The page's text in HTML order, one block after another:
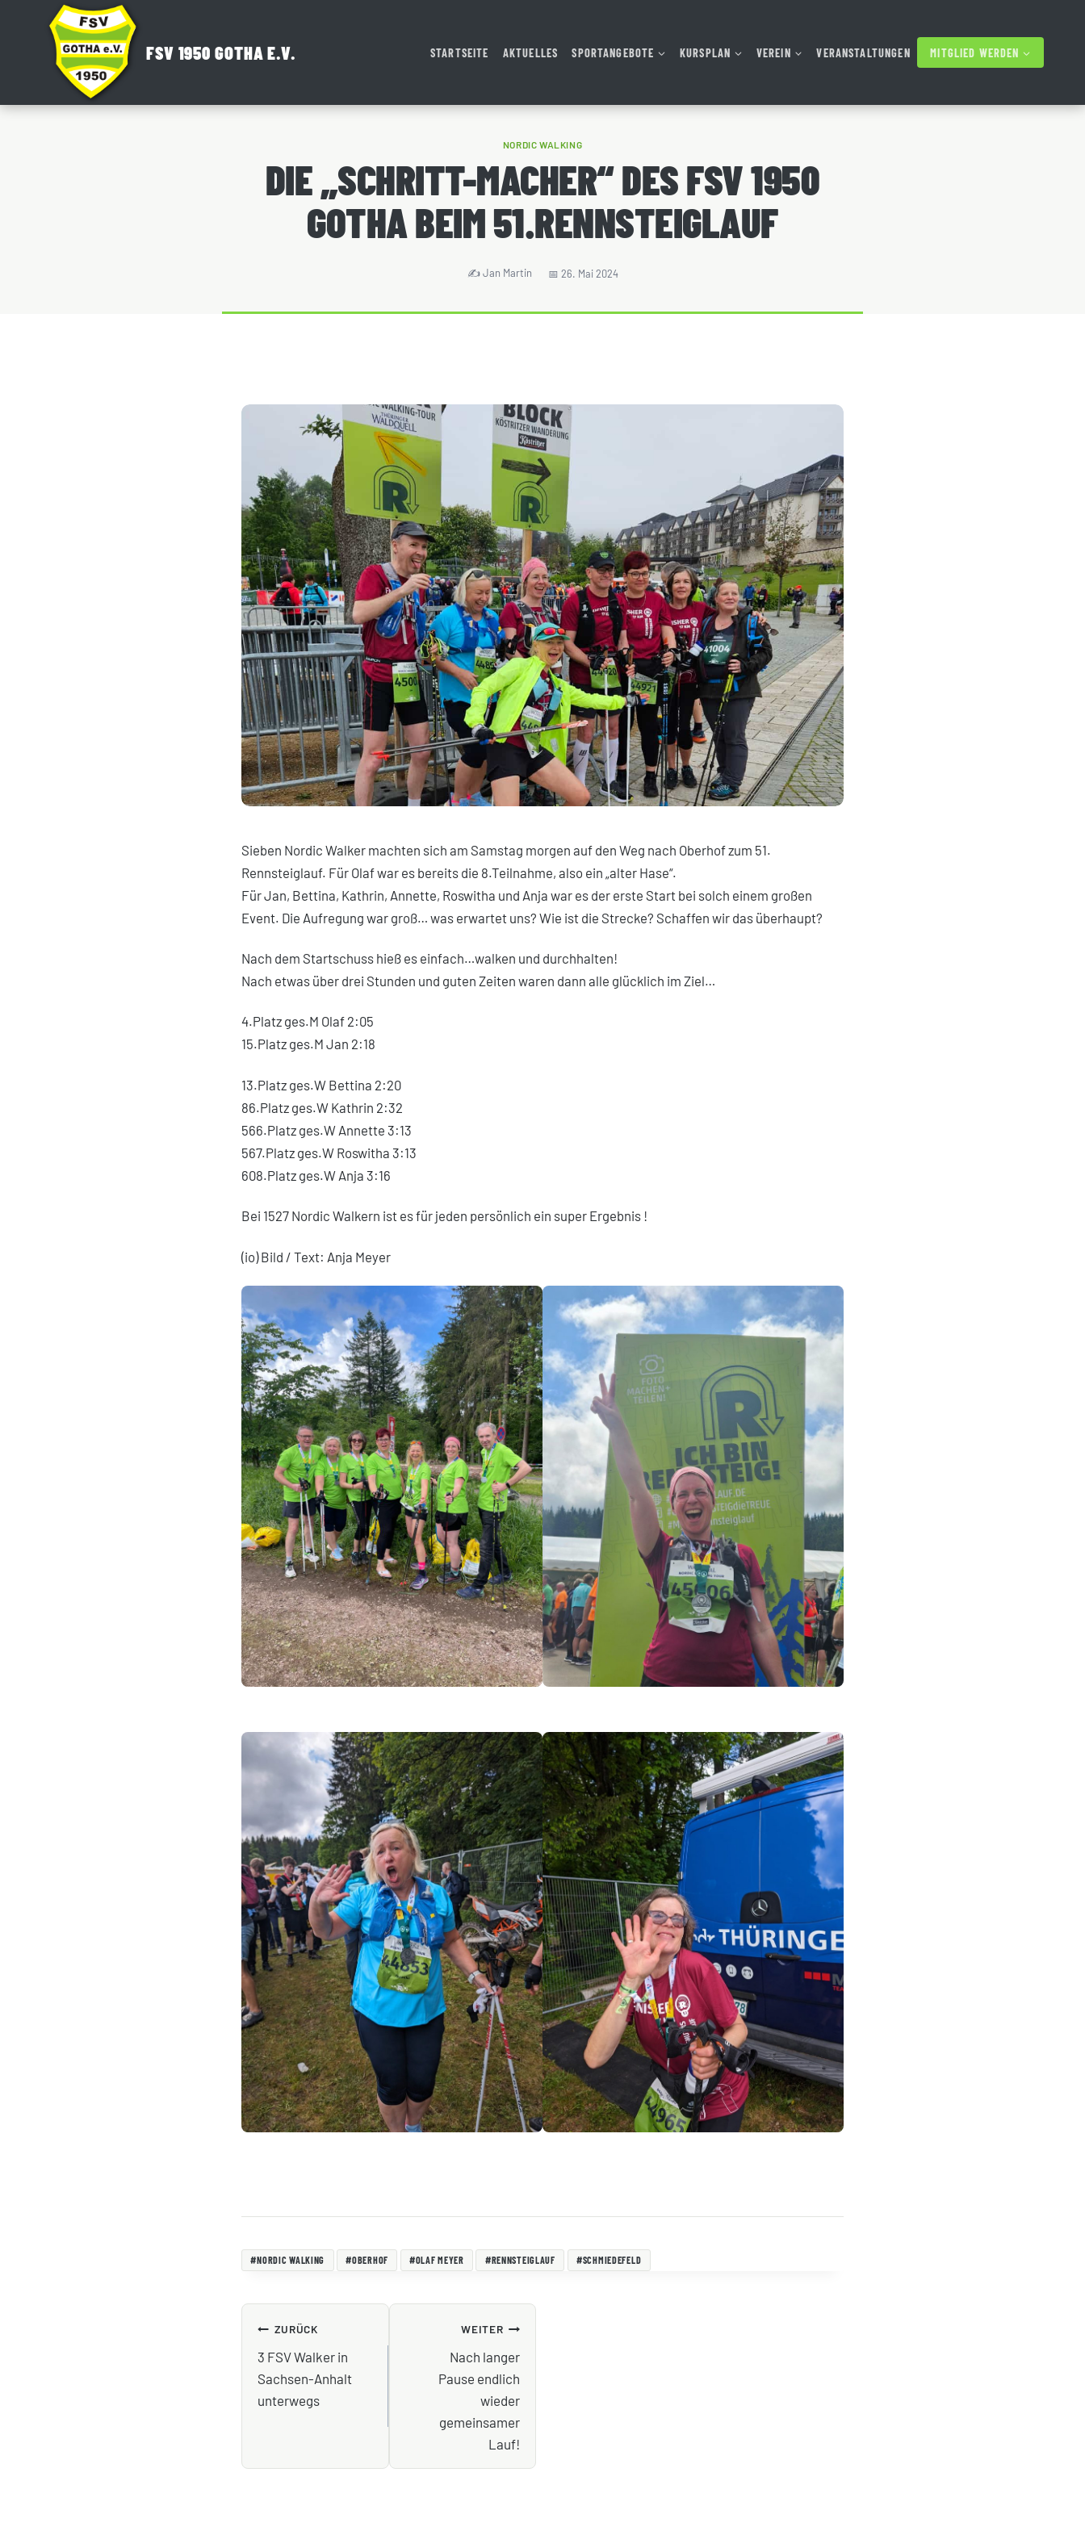
FSV 1950 GOTHA E.V. STARTSEITE AKTUELLES SPORTANGEBOTE KURSPLAN VEREIN VERANSTALTUNGEN MITGLIED WERDEN
NORDIC WALKING
DIE „SCHRITT-MACHER“ DES FSV 1950
GOTHA BEIM 51.RENNSTEIGLAUF
Jan Martin 26. Mai 2024
Sieben Nordic Walker machten sich am Samstag morgen auf den Weg nach Oberhof zum 51.
Rennsteiglauf. Für Olaf war es bereits die 8.Teilnahme, also ein „alter Hase“.
Für Jan, Bettina, Kathrin, Annette, Roswitha und Anja war es der erste Start bei solch einem großen
Event. Die Aufregung war groß… was erwartet uns? Wie ist die Strecke? Schaffen wir das überhaupt?
Nach dem Startschuss hieß es einfach…walken und durchhalten!
Nach etwas über drei Stunden und guten Zeiten waren dann alle glücklich im Ziel…
4.Platz ges.M Olaf 2:05
15.Platz ges.M Jan 2:18
13.Platz ges.W Bettina 2:20
86.Platz ges.W Kathrin 2:32
566.Platz ges.W Annette 3:13
567.Platz ges.W Roswitha 3:13
608.Platz ges.W Anja 3:16
Bei 1527 Nordic Walkern ist es für jeden persönlich ein super Ergebnis !
(io) Bild / Text: Anja Meyer
Schlagworte:
#NORDIC WALKING #OBERHOF #OLAF MEYER #RENNSTEIGLAUF #SCHMIEDEFELD
BEITRAGSNAVIGATION
ZURÜCK
3 FSV Walker in
Sachsen-Anhalt
unterwegs
WEITER
Nach langer
Pause endlich
wieder
gemeinsamer
Lauf!